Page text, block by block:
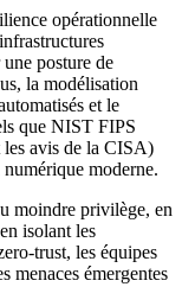
opérationnelle
posture de
la modélisation
et le
que NIST FIPS
avis de la CISA)
moderne.
moindre privilège, en
isolant les
trust, les équipes
menaces émergentes